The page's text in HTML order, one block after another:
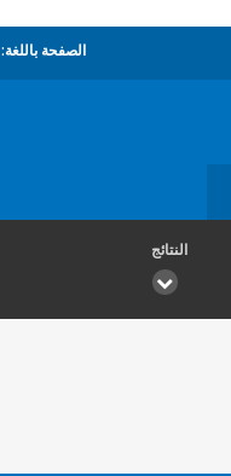
الصفحة باللغة:
النتائج